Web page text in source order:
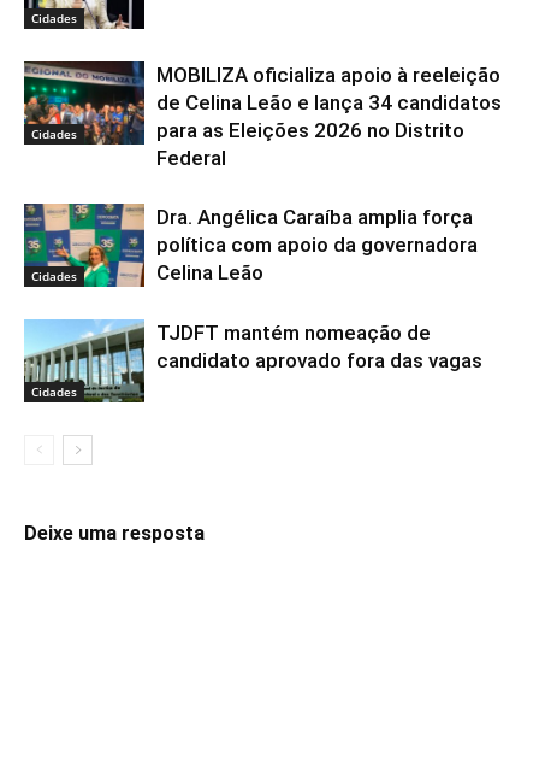
Cidades
Cidades
MOBILIZA oficializa apoio à reeleição
de Celina Leão e lança 34 candidatos
para as Eleições 2026 no Distrito
Federal
Cidades
Dra. Angélica Caraíba amplia força
política com apoio da governadora
Celina Leão
Cidades
TJDFT mantém nomeação de
candidato aprovado fora das vagas
Deixe uma resposta